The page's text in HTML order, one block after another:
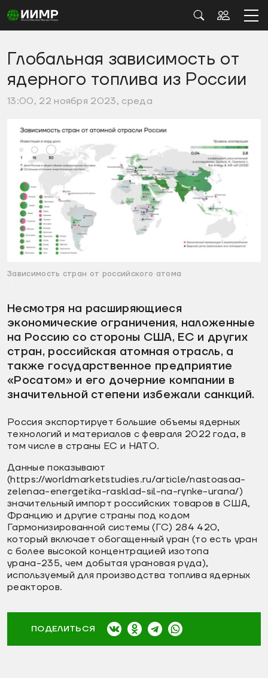
Глобальная зависимость от
ядерного топлива из России
13:00, 22 ноября 2023, среда
Зависимость стран от российского атома
.
Несмотря на расширяющиеся
экономические ограничения, наложенные
на Россию со стороны США, ЕС и других
стран, российская атомная отрасль, а
также государственное предприятие
«Росатом» и его дочерние компании в
значительной степени избежали санкций.
Россия экспортирует большие объемы ядерных
технологий и материалов с февраля 2022 года, в
том числе в страны ЕС и НАТО.
Данные показывают
(https://worldmarketstudies.ru/article/nastoasaa-
zelenaa-energetika-rasklad-sil-na-rynke-urana/)
значительный импорт российских товаров в США,
Францию и другие страны под кодом
Гармонизированной системы (ГС) 284 420,
который включает обогащенный уран (то есть уран
с более высокой концентрацией изотопа
урана-235, чем добытая урановая руда),
используемый для производства топлива ядерных
реакторов.
ПОДЕЛИТЬСЯ